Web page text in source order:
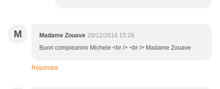
M Madame Zouave 28/12/2016 15:26
Buon compleanno Michele <br /> <br /> Madame Zouave
Répondre